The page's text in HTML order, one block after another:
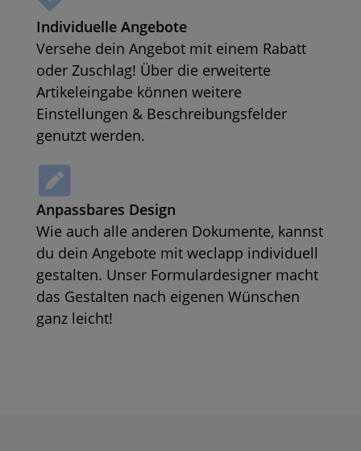
Individuelle Angebote
Versehe dein Angebot mit einem Rabatt
oder Zuschlag! Über die erweiterte
Artikeleingabe können weitere
Einstellungen & Beschreibungsfelder
genutzt werden.
Anpassbares Design
Wie auch alle anderen Dokumente, kannst
du dein Angebote mit weclapp individuell
gestalten. Unser Formulardesigner macht
das Gestalten nach eigenen Wünschen
ganz leicht!